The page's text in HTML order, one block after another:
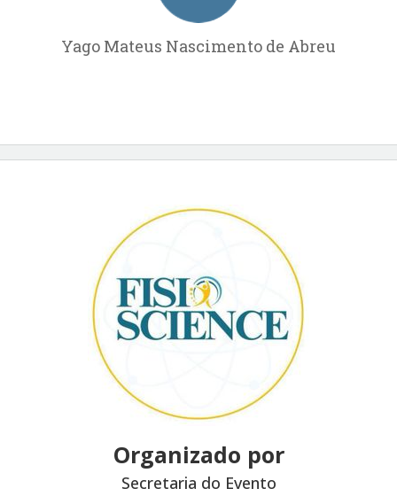
Yago Mateus Nascimento de Abreu
Organizado por
Secretaria do Evento